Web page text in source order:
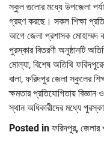
স্কুল গুলোর মধ্যে উপজেলা
গ্রহণ করছে। সকল শিক্ষা
আগে জেলা প্রশাসক মোহাম্মদ
পুরস্কার বিতরণী অনুষ্ঠানটি
মোল্যা, বিশেষ অতিথি
বালা, ফরিদপুর জেলা স্কুলের
ক্ষমতার প্রতিযোগিতায়
স্থান অধিকারীদের মধ্যে
Posted in ফরিদপুর, জেলার